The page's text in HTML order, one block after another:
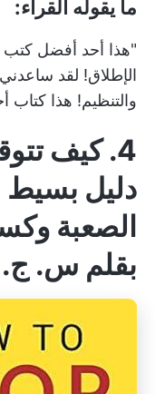
ما يقوله القراء:
"هذا أحد أفضل كتب
الإطلاق! لقد
والتنظيم! هذا كتاب
4. كيف
دليل بسيط
الصعبة
بقلم س.